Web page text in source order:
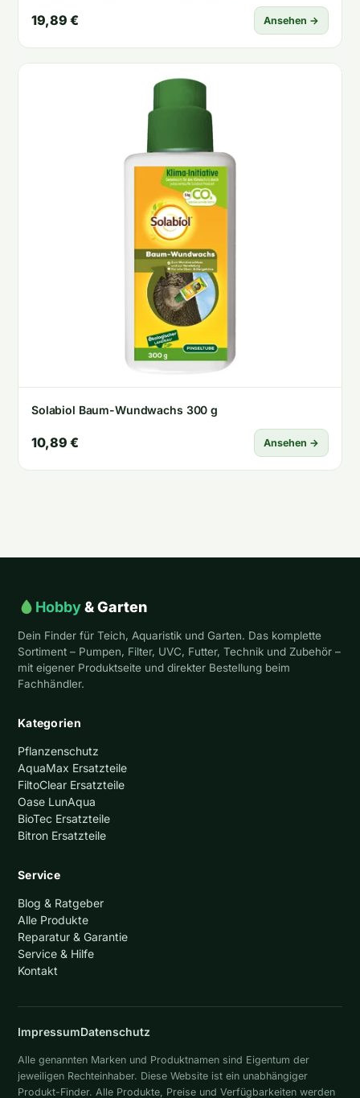
19,89 € Ansehen →
Solabiol Baum-Wundwachs 300 g
10,89 € Ansehen →
Hobby& Garten
Dein Finder für Teich, Aquaristik und Garten. Das komplette
Sortiment – Pumpen, Filter, UVC, Futter, Technik und Zubehör –
mit eigener Produktseite und direkter Bestellung beim
Fachhändler.
Kategorien
Pflanzenschutz
AquaMax Ersatzteile
FiltoClear Ersatzteile
Oase LunAqua
BioTec Ersatzteile
Bitron Ersatzteile
Service
Blog & Ratgeber
Alle Produkte
Reparatur & Garantie
Service & Hilfe
Kontakt
ImpressumDatenschutz
Alle genannten Marken und Produktnamen sind Eigentum der
jeweiligen Rechteinhaber. Diese Website ist ein unabhängiger
Produkt-Finder. Alle Produkte, Preise und Verfügbarkeiten werden